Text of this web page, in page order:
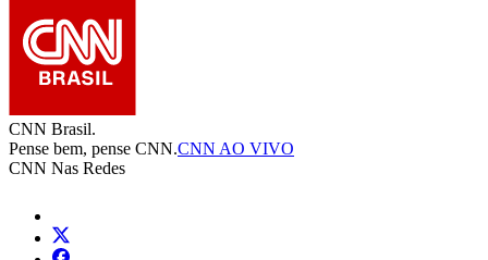
CNN Brasil.
Pense bem, pense CNN.CNN AO VIVO
CNN Nas Redes